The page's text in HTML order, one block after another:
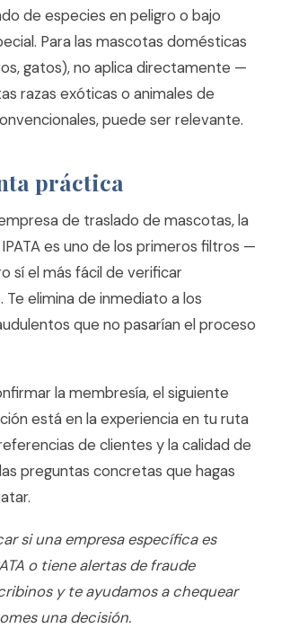
de especies en peligro o bajo
Para las mascotas domésticas
gatos), no aplica directamente —
razas exóticas o animales de
puede ser relevante.
práctica
de traslado de mascotas, la
es uno de los primeros filtros —
sí el más fácil de verificar
elimina de inmediato a los
que no pasarían el proceso
la membresía, el siguiente
está en la experiencia en tu ruta
de clientes y la calidad de
preguntas concretas que hagas
si una empresa específica es
o tiene alertas de fraude
y te ayudamos a chequear
una decisión.